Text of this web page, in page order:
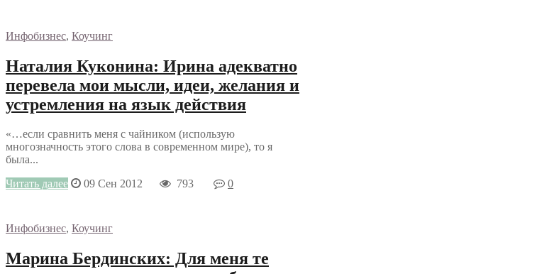
Инфобизнес, Коучинг
Наталия Куконина: Ирина адекватно
перевела мои мысли, идеи, желания и
устремления на язык действия
«…если сравнить меня с чайником (использую
многозначность этого слова в современном мире), то я
была...
Читать далее
09 Сен 2012 793 0
Инфобизнес, Коучинг
Марина Бердинских: Для меня те